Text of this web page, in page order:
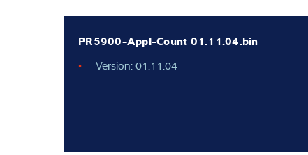
PR5900-Appl-Count 01.11.04.bin
Version: 01.11.04